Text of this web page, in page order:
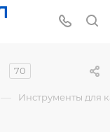
70
— Инструменты для